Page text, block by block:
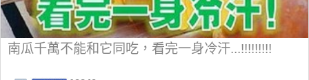
南瓜千萬不能和它同吃，看完一身冷汗...!!!!!!!!!